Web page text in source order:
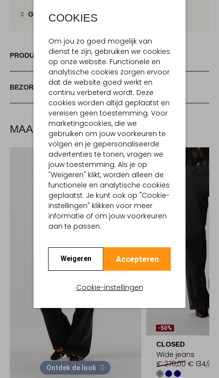
COOKIES
Om jou zo goed mogelijk van
dienst te zijn, gebruiken we cookies
op onze website. Functionele en
analytische cookies zorgen ervoor
dat de website goed werkt en
continu verbeterd wordt. Deze
cookies worden altijd geplaatst en
vereisen geen toestemming. Voor
marketingcookies, die we
gebruiken om jouw voorkeuren te
volgen en je gepersonaliseerde
advertenties te tonen, vragen we
jouw toestemming. Als je op
"Weigeren" klikt, worden alleen de
functionele en analytische cookies
geplaatst. Je kunt ook op "Cookie-
instellingen" klikken voor meer
informatie of om jouw voorkeuren
aan te passen.
Weigeren Accepteren
Cookie-instellingen
Gratis retourbinnen 30 dagen
PRODUCT INFORMATIE
BEZORGEN & RETOURNEREN
MAAK JE LOOK COMPLEET
Ontdek de look
-50%
CLOSED
Wide jeans
€ 270,00 € 134,99